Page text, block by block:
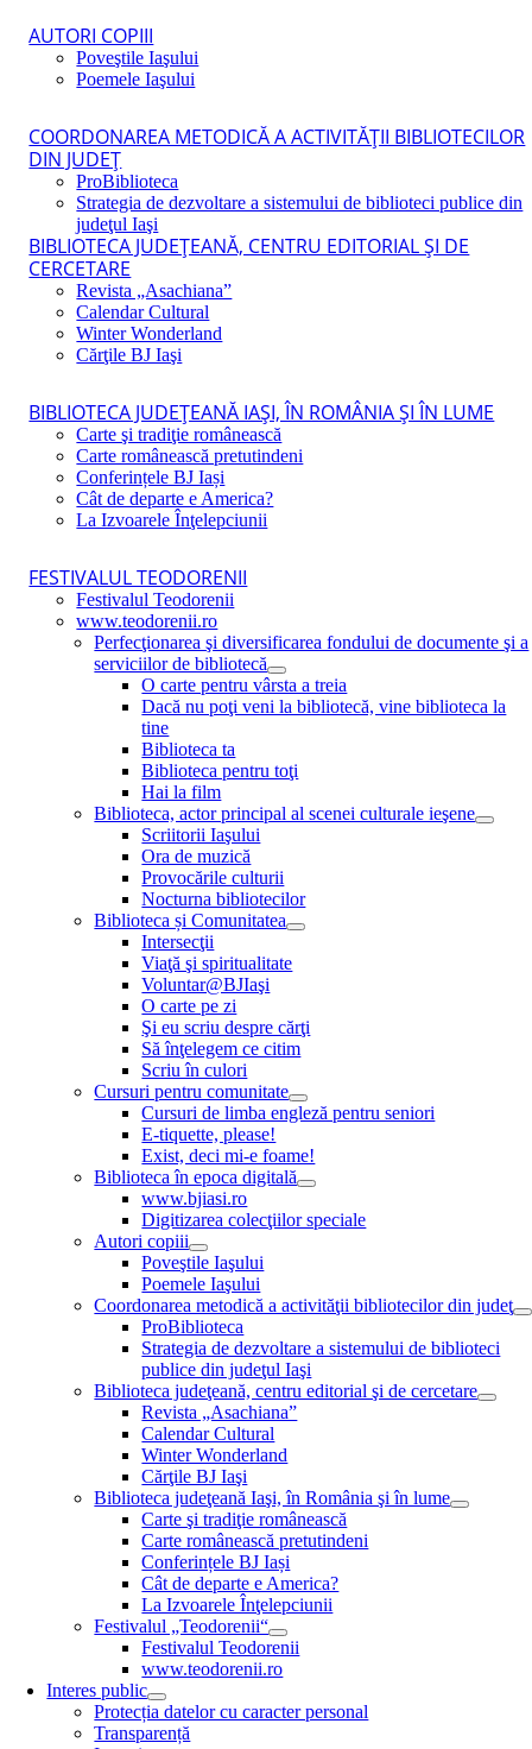
AUTORI COPIII
Poveştile Iaşului
Poemele Iaşului
COORDONAREA METODICĂ A ACTIVITĂŢII BIBLIOTECILOR
DIN JUDEŢ
ProBiblioteca
Strategia de dezvoltare a sistemului de biblioteci publice din
judeţul Iaşi
BIBLIOTECA JUDEŢEANĂ, CENTRU EDITORIAL ŞI DE
CERCETARE
Revista „Asachiana”
Calendar Cultural
Winter Wonderland
Cărţile BJ Iaşi
BIBLIOTECA JUDEŢEANĂ IAŞI, ÎN ROMÂNIA ŞI ÎN LUME
Carte şi tradiţie românească
Carte românească pretutindeni
Conferințele BJ Iași
Cât de departe e America?
La Izvoarele Înţelepciunii
FESTIVALUL TEODORENII
Festivalul Teodorenii
www.teodorenii.ro
Perfecţionarea şi diversificarea fondului de documente şi a
serviciilor de bibliotecă
O carte pentru vârsta a treia
Dacă nu poţi veni la bibliotecă, vine biblioteca la
tine
Biblioteca ta
Biblioteca pentru toţi
Hai la film
Biblioteca, actor principal al scenei culturale ieşene
Scriitorii Iaşului
Ora de muzică
Provocările culturii
Nocturna bibliotecilor
Biblioteca și Comunitatea
Intersecţii
Viaţă şi spiritualitate
Voluntar@BJIaşi
O carte pe zi
Şi eu scriu despre cărţi
Să înţelegem ce citim
Scriu în culori
Cursuri pentru comunitate
Cursuri de limba engleză pentru seniori
E-tiquette, please!
Exist, deci mi-e foame!
Biblioteca în epoca digitală
www.bjiasi.ro
Digitizarea colecţiilor speciale
Autori copiii
Poveştile Iaşului
Poemele Iaşului
Coordonarea metodică a activităţii bibliotecilor din judeţ
ProBiblioteca
Strategia de dezvoltare a sistemului de biblioteci
publice din judeţul Iaşi
Biblioteca judeţeană, centru editorial şi de cercetare
Revista „Asachiana”
Calendar Cultural
Winter Wonderland
Cărţile BJ Iaşi
Biblioteca judeţeană Iaşi, în România şi în lume
Carte şi tradiţie românească
Carte românească pretutindeni
Conferințele BJ Iași
Cât de departe e America?
La Izvoarele Înţelepciunii
Festivalul „Teodorenii“
Festivalul Teodorenii
www.teodorenii.ro
Interes public
Protecția datelor cu caracter personal
Transparență